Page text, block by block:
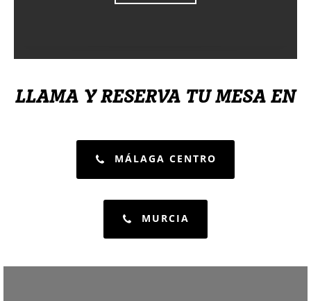
LLAMA Y RESERVA TU MESA EN
MÁLAGA CENTRO
MURCIA